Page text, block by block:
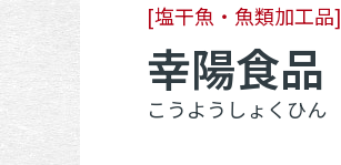
[塩干魚・魚類加工品]
幸陽食品
こうようしょくひん